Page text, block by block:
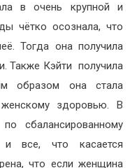
в очень крупной и
чётко осознала, что
Тогда она получила
Также Кэйти получила
образом она стала
здоровью. В
сбалансированному
все, что касается
что если женщина